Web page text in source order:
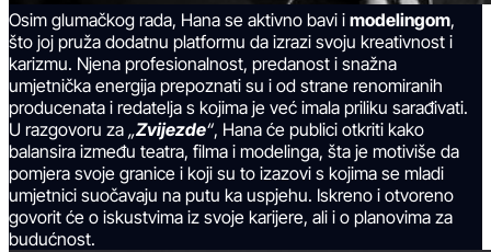
Osim glumačkog rada, Hana se aktivno bavi i modelingom,
što joj pruža dodatnu platformu da izrazi svoju kreativnost i
karizmu. Njena profesionalnost, predanost i snažna
umjetnička energija prepoznati su i od strane renomiranih
producenata i redatelja s kojima je već imala priliku sarađivati.
U razgovoru za „Zvijezde“, Hana će publici otkriti kako
balansira između teatra, filma i modelinga, šta je motiviše da
pomjera svoje granice i koji su to izazovi s kojima se mladi
umjetnici suočavaju na putu ka uspjehu. Iskreno i otvoreno
govorit će o iskustvima iz svoje karijere, ali i o planovima za
budućnost.